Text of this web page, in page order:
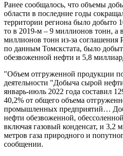
Ранее сообщалось, что объемы
области в последние годы
территории региона было добыто
то в 2019-м – 9 миллионов тонн, а
миллионов тонн из-за
по данным Томскстата, было
обезвоженной нефти и 5,8
"Объем отгруженной продукции
деятельности "Добыча сырой
январь-июль 2022 года составил
40,2% от общего объема
промышленных предприятий…
нефти обезвоженной,
включая газовый конденсат, и 3,2
метров газа природного и
сообщении.